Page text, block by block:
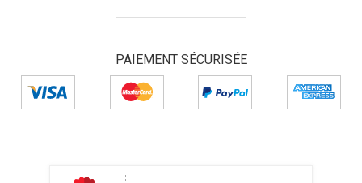
PAIEMENT SÉCURISÉE